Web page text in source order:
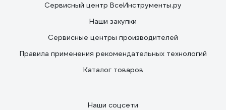
Сервисный центр ВсеИнструменты.ру
Наши закупки
Сервисные центры производителей
Правила применения рекомендательных технологий
Каталог товаров
Наши соцсети